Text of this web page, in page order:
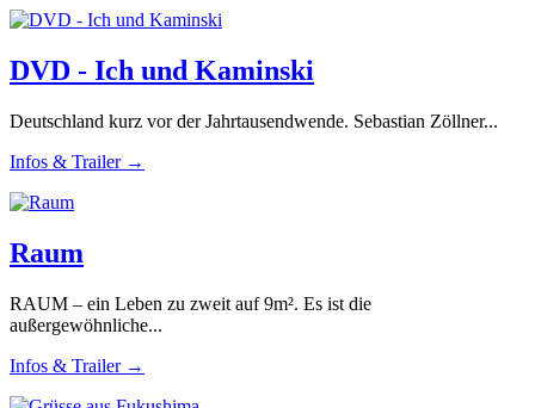
DVD - Ich und Kaminski
Deutschland kurz vor der Jahrtausendwende. Sebastian Zöllner...
Infos & Trailer →
Raum
RAUM – ein Leben zu zweit auf 9m². Es ist die
außergewöhnliche...
Infos & Trailer →